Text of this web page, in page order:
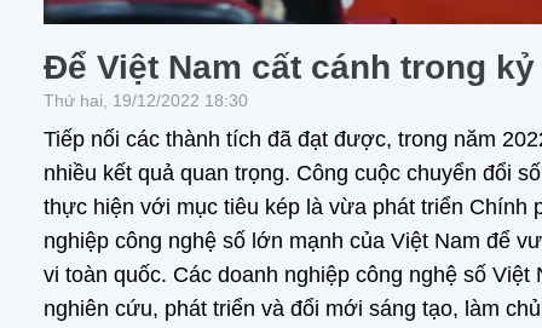
Để Việt Nam cất cánh trong
Thứ hai, 19/12/2022 18:30
Tiếp nối các thành tích đã đạt được, trong năm
nhiều kết quả quan trọng. Công cuộc chuyển đổi
thực hiện với mục tiêu kép là vừa phát triển Chính
nghiệp công nghệ số lớn mạnh của Việt Nam để
vi toàn quốc. Các doanh nghiệp công nghệ số
nghiên cứu, phát triển và đổi mới sáng tạo, làm